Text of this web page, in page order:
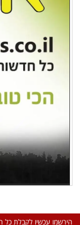
הירשמו עכשיו לקבלת כל